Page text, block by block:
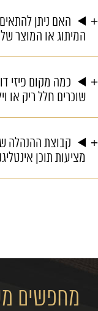
האם ניתן
המיתוג או המוצר
כמה מקום פיזי
שוכרים חלל ריק או
קבוצת ההנהלה
מציעות תוכן
מחפשים